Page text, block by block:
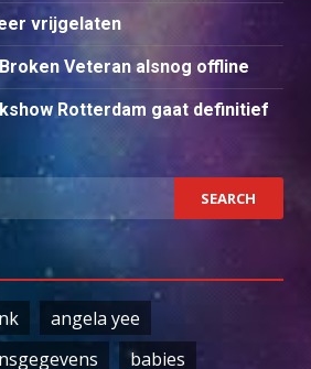
vrijgelaten
Veteran alsnog offline
Rotterdam gaat definitief
angela yee
babies